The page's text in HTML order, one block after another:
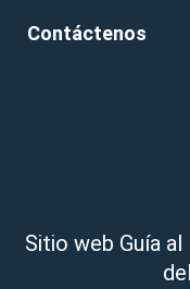
Contáctenos
Sitio web Guía al